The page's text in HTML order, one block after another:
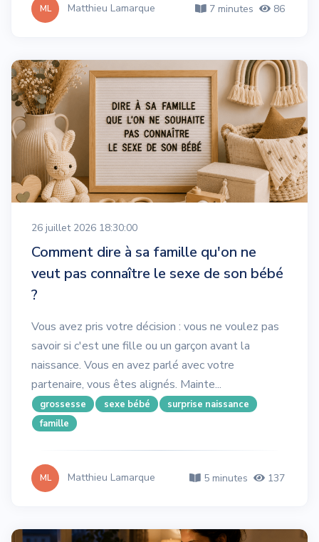
ML Matthieu Lamarque 7 minutes 86
26 juillet 2026 18:30:00
Comment dire à sa famille qu'on ne
veut pas connaître le sexe de son bébé
?
Vous avez pris votre décision : vous ne voulez pas
savoir si c'est une fille ou un garçon avant la
naissance. Vous en avez parlé avec votre
partenaire, vous êtes alignés. Mainte...
grossesse sexe bébé
surprise naissance
famille
ML Matthieu Lamarque 5 minutes 137